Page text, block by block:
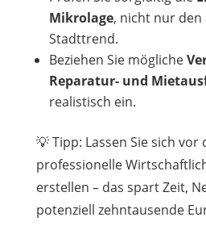
Mikrolage, nicht nur den
Stadttrend.
Beziehen Sie mögliche
Reparatur- und
realistisch ein.
💡 Tipp: Lassen Sie sich vor
professionelle
erstellen – das spart Zeit,
potenziell zehntausende